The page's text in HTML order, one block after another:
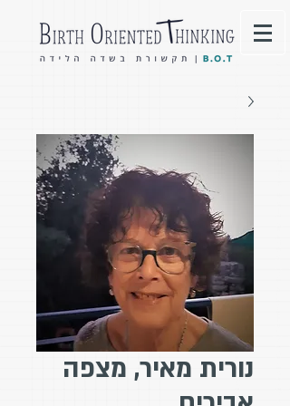
נורית מאיר, מצפה